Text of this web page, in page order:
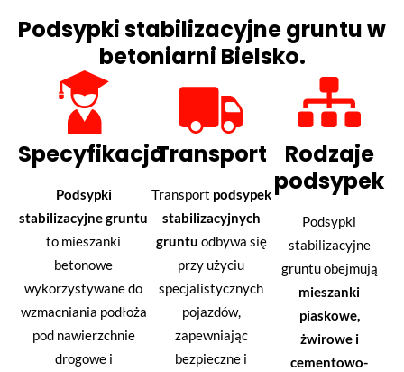
Podsypki stabilizacyjne gruntu w
betoniarni Bielsko.
Specyfikacja
Podsypki
stabilizacyjne gruntu
to mieszanki
betonowe
wykorzystywane do
wzmacniania podłoża
pod nawierzchnie
drogowe i
Transport
Transport podsypek
stabilizacyjnych
gruntu odbywa się
przy użyciu
specjalistycznych
pojazdów,
zapewniając
bezpieczne i
Rodzaje
podsypek
Podsypki
stabilizacyjne
gruntu obejmują
mieszanki
piaskowe,
żwirowe i
cementowo-